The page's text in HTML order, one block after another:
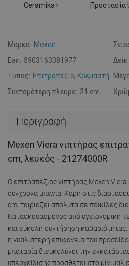
Ceramika+ Προστασία
Μάρκα: Mexen
Ean: 5903163381977
Τύπος: Επιτραπέζιο, Κρεμαστή
Συντομότερη πλευρά: 21 cm
Περιγραφή
Mexen Viera νιπτήρας
cm, λευκός - 21274000R
Ο επιτραπέζιος νιπτήρας Mexen Viera
σύγχρονα μπάνια. Χάρη στις
cm, ταιριάζει απόλυτα σε ποικίλες
Κατασκευασμένος από υγειονομική
και εύκολη συντήρηση
η γυαλιστερή επιφάνεια του
μπαταρία διευκολύνει την
υπερχείλισης προσθέτει στο μίνιμαλ